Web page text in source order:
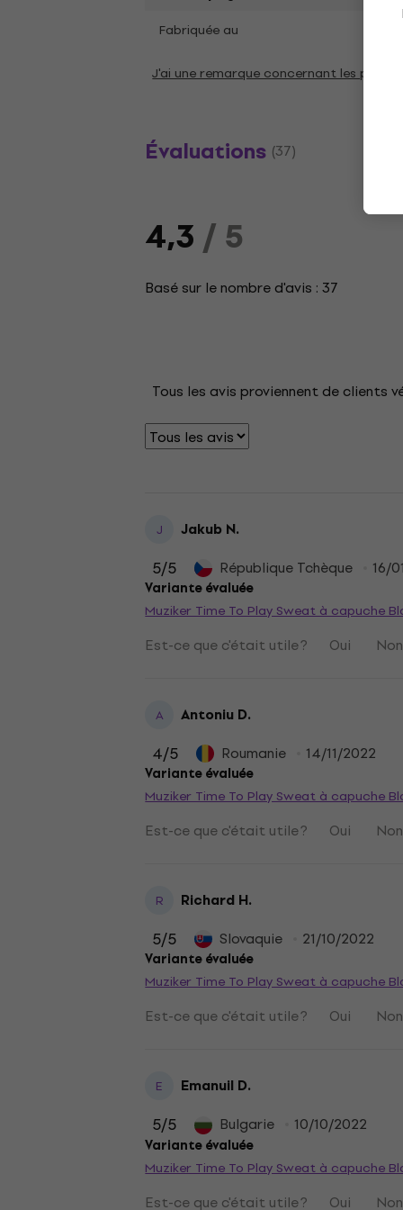
Fabriquée au
J'ai une remarque concernant les
Évaluations (37)
4,3/ 5
Basé sur le nombre d'avis : 37
Tous les avis proviennent de clients
J Jakub N.
5/5 République Tchèque 16/
Variante évaluée
Muziker Time To Play Sweat à capuche
Est-ce que c'était utile ? Oui Non
A Antoniu D.
4/5 Roumanie 14/11/2022
Variante évaluée
Muziker Time To Play Sweat à capuche
Est-ce que c'était utile ? Oui Non
R Richard H.
5/5 Slovaquie 21/10/2022
Variante évaluée
Muziker Time To Play Sweat à capuche
Est-ce que c'était utile ? Oui Non
E Emanuil D.
5/5 Bulgarie 10/10/2022
Variante évaluée
Muziker Time To Play Sweat à capuche
Est-ce que c'était utile ? Oui Non